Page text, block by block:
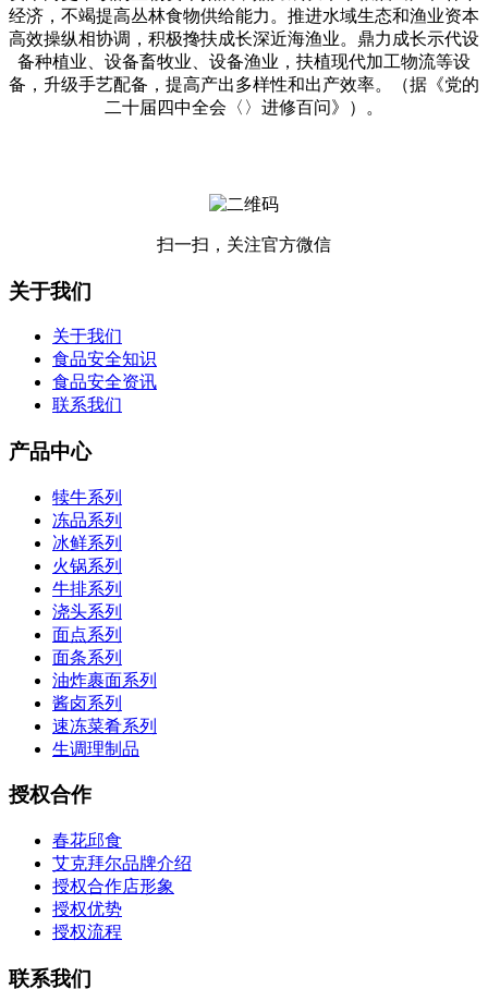
经济，不竭提高丛林食物供给能力。推进水域生态和渔业资本
高效操纵相协调，积极搀扶成长深近海渔业。鼎力成长示代设
备种植业、设备畜牧业、设备渔业，扶植现代加工物流等设
备，升级手艺配备，提高产出多样性和出产效率。（据《党的
二十届四中全会〈〉进修百问》）。
扫一扫，关注官方微信
关于我们
关于我们
食品安全知识
食品安全资讯
联系我们
产品中心
犊牛系列
冻品系列
冰鲜系列
火锅系列
牛排系列
浇头系列
面点系列
面条系列
油炸裹面系列
酱卤系列
速冻菜肴系列
生调理制品
授权合作
春花邱食
艾克拜尔品牌介绍
授权合作店形象
授权优势
授权流程
联系我们